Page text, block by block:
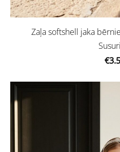
Zaļa softshell jaka